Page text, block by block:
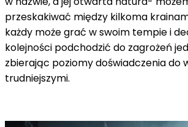
przeskakiwać między kilkoma
każdy może grać w swoim tempie i
kolejności podchodzić do zagrożeń
zbierając poziomy doświadczenia do
trudniejszymi.